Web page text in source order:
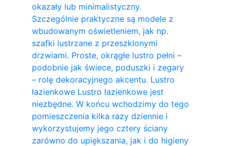
okazały lub minimalistyczny.
Szczególnie praktyczne są modele z
wbudowanym oświetleniem, jak np.
szafki lustrzane z przeszklonymi
drzwiami. Proste, okrągłe lustro pełni –
podobnie jak świece, poduszki i zegary
– rolę dekoracyjnego akcentu. Lustro
łazienkowe Lustro łazienkowe jest
niezbędne. W końcu wchodzimy do tego
pomieszczenia kilka razy dziennie i
wykorzystujemy jego cztery ściany
zarówno do upiększania, jak i do higieny